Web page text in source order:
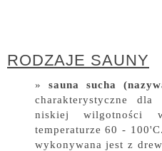
RODZAJE SAUNY
sauna sucha
charakterystyczne
niskiej wilgotności
temperaturze 60 -
wykonywana jest z